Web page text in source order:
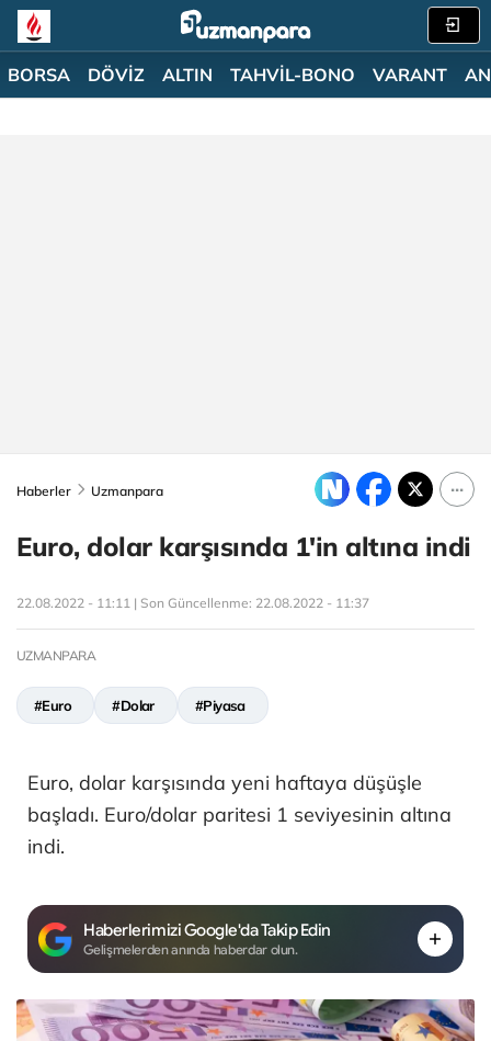
BORSA DÖVİZ ALTIN TAHVİL-BONO VARANT
Haberler Uzmanpara
Euro, dolar karşısında 1'in altına indi
22.08.2022 - 11:11 | Son Güncellenme: 22.08.2022 - 11:37
UZMANPARA
#Euro #Dolar #Piyasa
Euro, dolar karşısında yeni haftaya düşüşle
başladı. Euro/dolar paritesi 1 seviyesinin altına
indi.
Haberlerimizi Google'da Takip Edin
Gelişmelerden anında haberdar olun.